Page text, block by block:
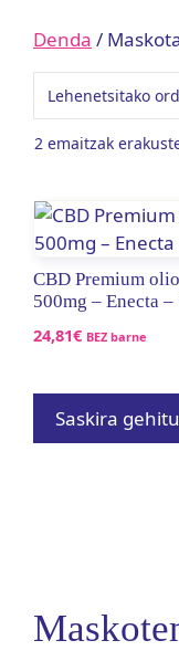
Denda /
2 emaitzak
CBD Premium
500mg – Enecta –
24,81€ BEZ barne
Saskira gehitu